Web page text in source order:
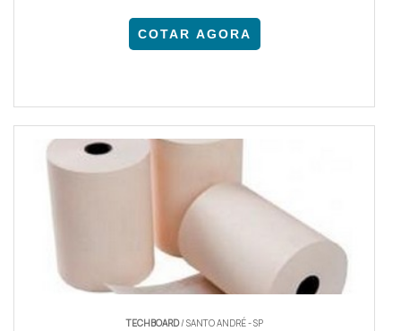
COTAR AGORA
TECHBOARD/ SANTO ANDRÉ - SP